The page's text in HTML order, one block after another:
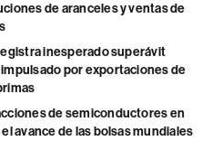
de aranceles y ventas de
inesperado superávit
por exportaciones de
de semiconductores en
avance de las bolsas mundiales